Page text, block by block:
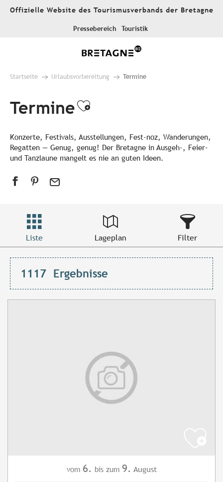
AllerOffizielle Website des Tourismusverbands der Bretagne
Pressebereich Touristik
Startseite Urlaubsvorbereitung Termine
TermineAjouter aux
Konzerte, Festivals, Ausstellungen, Fest-noz, Wanderungen,
Regatten — Genug, genug! Der Bretagne in Ausgeh-, Feier-
und Tanzlaune mangelt es nie an guten Ideen.
Liste Lageplan Filter
1117 Ergebnisse
vom 6. bis zum 9. August